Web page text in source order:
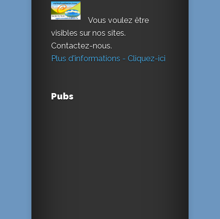
Vous voulez être
visibles sur nos sites.
Contactez-nous.
Plus d'informations - Cliquez-ici
Pubs